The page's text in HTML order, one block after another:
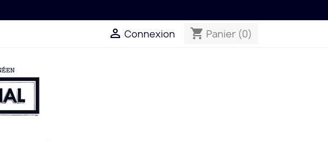
 Connexion shopping_cart Panier (0)